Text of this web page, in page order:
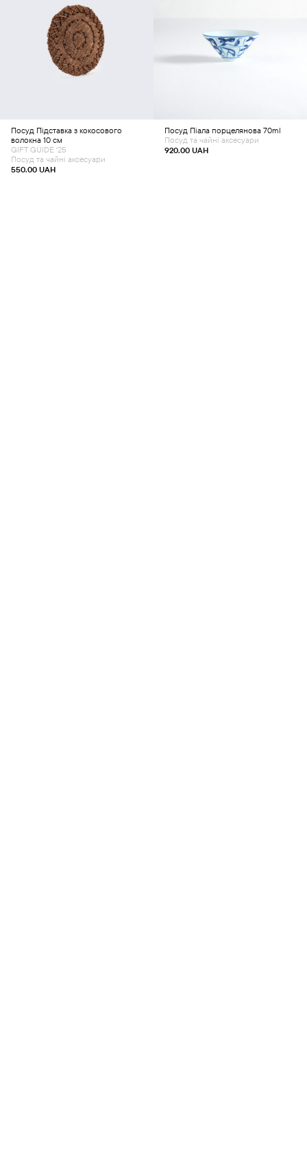
Додати в кошик
Посуд Підставка з кокосового
волокна 10 см
550.00 UAH
GIFT GUIDE '25
Посуд та чайні аксесуари
Додати в кошик
Посуд Піала порцелянова 70ml
920.00 UAH
Посуд та чайні аксесуари